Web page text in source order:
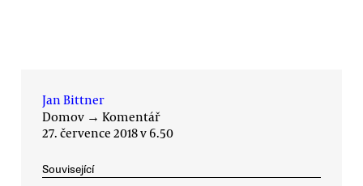
Jan Bittner
Domov → Komentář
27. července 2018 v 6.50
Související